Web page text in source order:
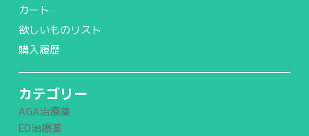
カート
欲しいものリスト
購入履歴
カテゴリー
AGA治療薬
ED治療薬